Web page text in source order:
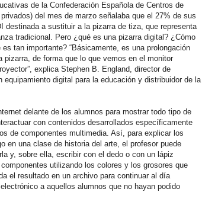
de la Confederación Española de Centros de
del mes de marzo señalaba que el 27% de sus
destinada a sustituir a la pizarra de tiza, que representa
tradicional. Pero ¿qué es una pizarra digital? ¿Cómo
tan importante? “Básicamente, es una prolongación
de forma que lo que vemos en el monitor
explica Stephen B. England, director de
digital para la educación y distribuidor de la
delante de los alumnos para mostrar todo tipo de
con contenidos desarrollados específicamente
de componentes multimedia. Así, para explicar los
en una clase de historia del arte, el profesor puede
y, sobre ella, escribir con el dedo o con un lápiz
utilizando los colores y los grosores que
el resultado en un archivo para continuar al día
a aquellos alumnos que no hayan podido